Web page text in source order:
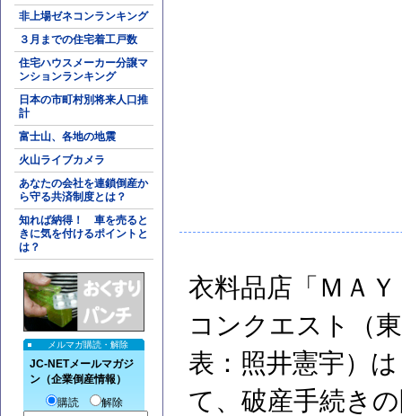
非上場ゼネコンランキング
３月までの住宅着工戸数
住宅ハウスメーカー分譲マ
ンションランキング
日本の市町村別将来人口推
計
富士山、各地の地震
火山ライブカメラ
あなたの会社を連鎖倒産か
ら守る共済制度とは？
知れば納得！ 車を売ると
きに気を付けるポイントと
は？
メルマガ購読・解除
JC-NETメールマガジ
ン（企業倒産情報）
購読
解除
衣料品店「ＭＡ
コンクエスト（
表：照井憲宇）
て、破産手続き